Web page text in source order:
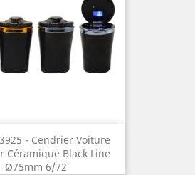
- Cendrier Voiture
Céramique Black Line
Ø75mm 6/72